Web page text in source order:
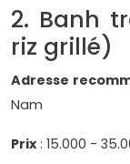
2. Banh
riz grillé)
Adresse
Nam
Prix : 15.000 -